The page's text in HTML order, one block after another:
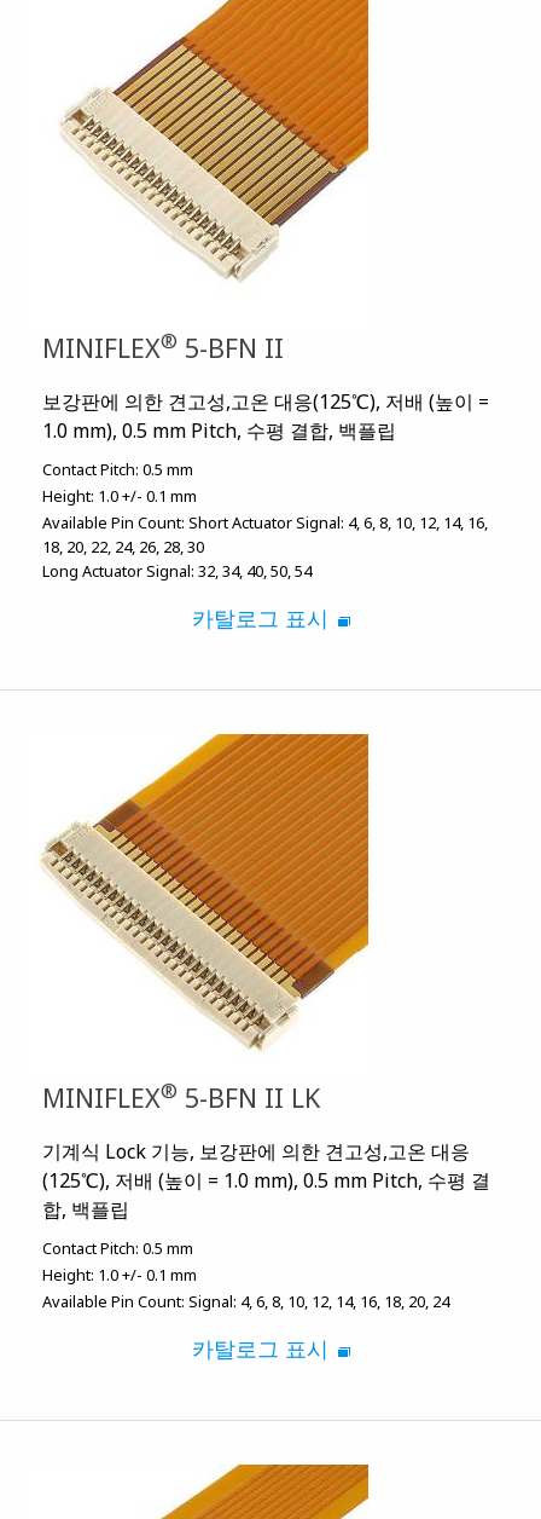
MINIFLEX® 5-BFN II
보강판에 의한 견고성,고온 대응(125℃), 저배 (높이 =
1.0 mm), 0.5 mm Pitch, 수평 결합, 백플립
Contact Pitch: 0.5 mm
Height: 1.0 +/- 0.1 mm
Available Pin Count: Short Actuator Signal: 4, 6, 8, 10, 12, 14, 16,
18, 20, 22, 24, 26, 28, 30
Long Actuator Signal: 32, 34, 40, 50, 54
카탈로그 표시
MINIFLEX® 5-BFN II LK
기계식 Lock 기능, 보강판에 의한 견고성,고온 대응
(125℃), 저배 (높이 = 1.0 mm), 0.5 mm Pitch, 수평 결
합, 백플립
Contact Pitch: 0.5 mm
Height: 1.0 +/- 0.1 mm
Available Pin Count: Signal: 4, 6, 8, 10, 12, 14, 16, 18, 20, 24
카탈로그 표시